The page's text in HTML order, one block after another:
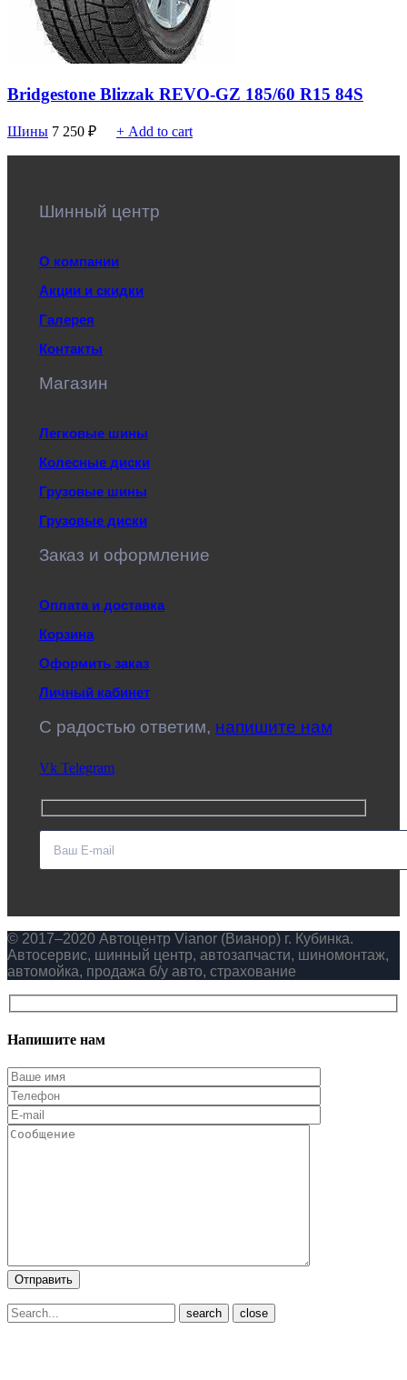
Bridgestone Blizzak REVO-GZ 185/60 R15 84S
Шины 7 250 ₽ + Add to cart
Шинный центр
О компании
Акции и скидки
Галерея
Контакты
Магазин
Легковые шины
Колесные диски
Грузовые шины
Грузовые диски
Заказ и оформление
Оплата и доставка
Корзина
Оформить заказ
Личный кабинет
C радостью ответим, напишите нам
Vk Telegram
© 2017–2020 Автоцентр Vianor (Вианор) г. Кубинка.
Автосервис, шинный центр, автозапчасти, шиномонтаж,
автомойка, продажа б/у авто, страхование
Напишите нам
close